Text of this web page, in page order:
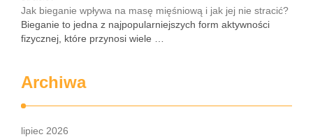
Jak bieganie wpływa na masę mięśniową i jak jej nie stracić?
Bieganie to jedna z najpopularniejszych form aktywności
fizycznej, które przynosi wiele …
Archiwa
lipiec 2026